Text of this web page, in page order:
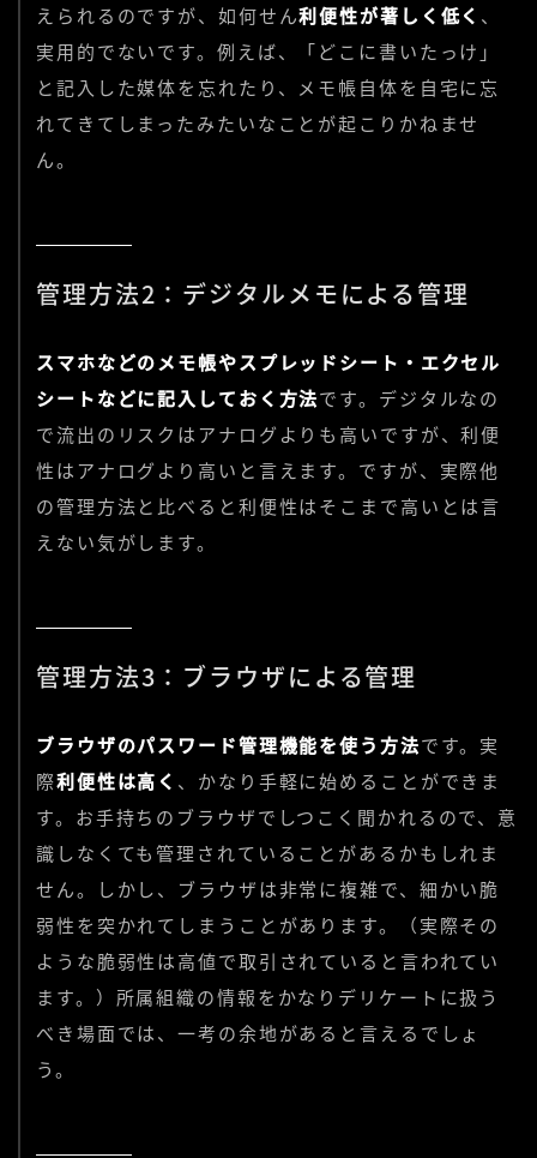
えられるのですが、如何せん利便性が著しく低く 、
実用的でないです。例えば、「どこに書いたっけ」
と記入した媒体を忘れたり、メモ帳自体を自宅に忘
れてきてしまったみたいなことが起こりかねませ
ん。
管理方法2：デジタルメモによる管理
スマホなどのメモ帳やスプレッドシート・エクセル
シートなどに記入しておく方法です。デジタルなの
で流出のリスクはアナログよりも高いですが、利便
性はアナログより高いと言えます。ですが、実際他
の管理方法と比べると利便性はそこまで高いとは言
えない気がします。
管理方法3：ブラウザによる管理
ブラウザのパスワード管理機能を使う方法です。実
際利便性は高く 、かなり手軽に始めることができま
す。お手持ちのブラウザでしつこく聞かれるので、意
識しなくても管理されていることがあるかもしれま
せん。しかし、ブラウザは非常に複雑で、細かい脆
弱性を突かれてしまうことがあります。（実際その
ような脆弱性は高値で取引されていると言われてい
ます。）所属組織の情報をかなりデリケートに扱う
べき場面では、一考の余地があると言えるでしょ
う。